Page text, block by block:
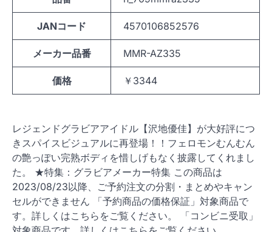
JANコード 4570106852576
メーカー品番 MMR-AZ335
価格 ￥3344
レジェンドグラビアアイドル【沢地優佳】が大好評につ
きスパイスビジュアルに再登場！！フェロモンむんむん
の艶っぽい完熟ボディを惜しげもなく披露してくれまし
た。 ★特集：グラビアメーカー特集 この商品は
2023/08/23以降、ご予約注文の分割・まとめやキャン
セルができません 「予約商品の価格保証」対象商品で
す。詳しくはこちらをご覧ください。 「コンビニ受取」